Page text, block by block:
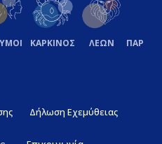
ΚΑΡΚΙΝΟΣ ΛΕΩΝ
Δήλωση Εχεμύθειας